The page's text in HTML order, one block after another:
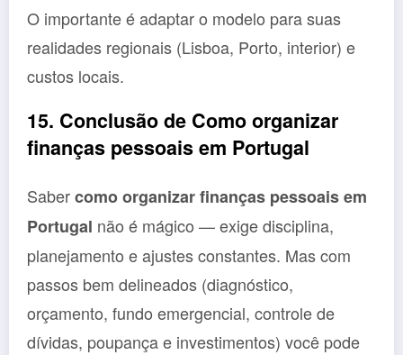
O importante é adaptar o modelo para suas
realidades regionais (Lisboa, Porto, interior) e
custos locais.
15. Conclusão de Como organizar
finanças pessoais em Portugal
Sabercomo organizar finanças pessoais em
Portugal não é mágico — exige disciplina,
planejamento e ajustes constantes. Mas com
passos bem delineados (diagnóstico,
orçamento, fundo emergencial, controle de
dívidas, poupança e investimentos) você pode